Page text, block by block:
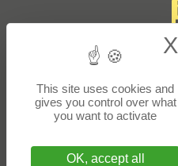
This site uses cookies and
gives you control over what
you want to activate
OK, accept all
X